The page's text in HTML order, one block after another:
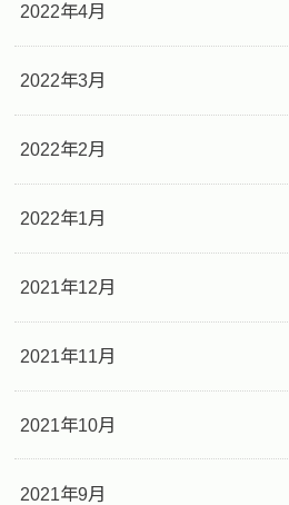
2022年4月
2022年3月
2022年2月
2022年1月
2021年12月
2021年11月
2021年10月
2021年9月